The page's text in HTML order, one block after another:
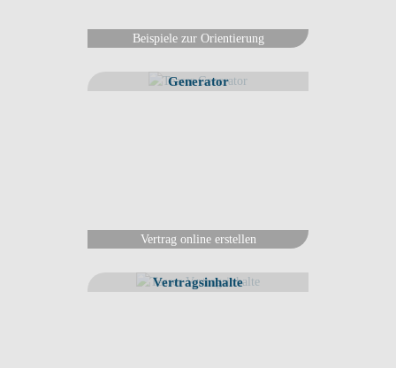
Unklarheiten zu vermeiden und sicherzustellen, dass die vereinbarten
Praktikumsinhalte den Anforderungen des Studiums entsprechen.
Beispiele zur Orientierung
Generator
Vertrag online erstellen
Vertragsinhalte